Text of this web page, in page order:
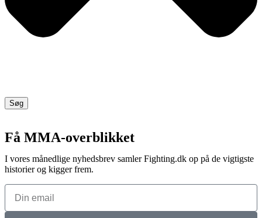
Søg
Få MMA-overblikket
I vores månedlige nyhedsbrev samler Fighting.dk op på de vigtigste
historier og kigger frem.